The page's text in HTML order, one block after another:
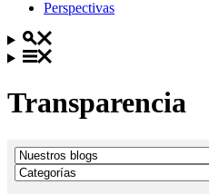
Perspectivas
Transparencia